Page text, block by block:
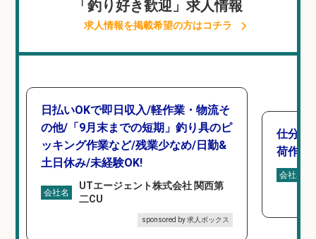
「釣り好き歓迎」求人情報
求人情報を掲載希望の方はコチラ
日払いOKで即日収入/軽作業・物流そ
の他/「9月末までの短期」釣り具のピ
ッキング作業など/残業少なめ/日勤&
土日休み/未経験OK!
会社名
UTエージェント株式会社 関西第
二CU
sponsored by 求人ボックス
仕分け
荷作業
会社名